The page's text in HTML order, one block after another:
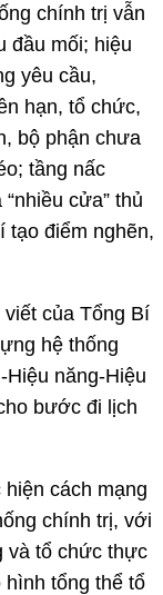
chính trị vẫn
đầu mối; hiệu
yêu cầu,
hạn, tổ chức,
bộ phận chưa
tầng nấc
cửa” thủ
tạo điểm nghẽn,
của Tổng Bí
hệ thống
Hiệu năng-Hiệu
bước đi lịch
cách mạng
chính trị, với
và tổ chức thực
hình tổng thể tổ